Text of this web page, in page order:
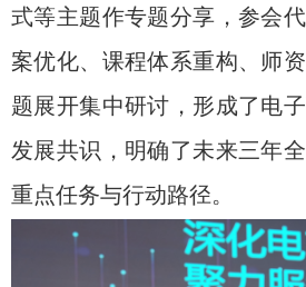
式等主题作专题分享，参会
案优化、课程体系重构、师
题展开集中研讨，形成了电
发展共识，明确了未来三年
重点任务与行动路径。